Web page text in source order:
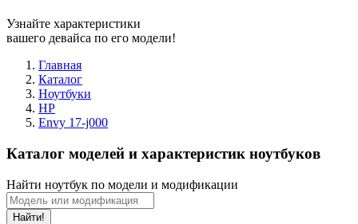
Узнайте характеристики
вашего девайса по его модели!
Главная
Каталог
Ноутбуки
HP
Envy 17-j000
Каталог моделей и характеристик ноутбуков
Найти ноутбук по модели и модификации
Найти!